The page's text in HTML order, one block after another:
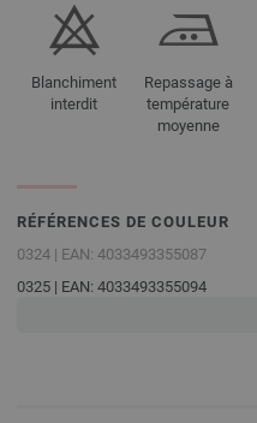
Blanchiment
interdit
Repassage à
température
moyenne
RÉFÉRENCES DE COULEUR
0324 | EAN: 4033493355087
0325 | EAN: 4033493355094